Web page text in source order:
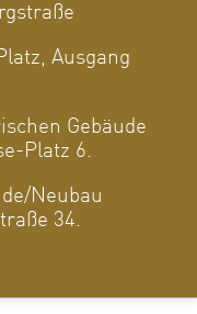
Ausgang
Gebäude
Platz 6.
Neubau
34.